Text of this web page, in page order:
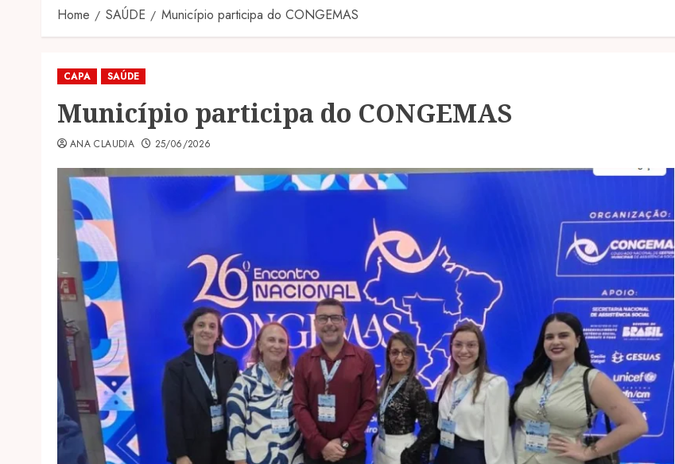
Home SAÚDE Município participa do CONGEMAS
CAPA SAÚDE
Município participa do CONGEMAS
ANA CLAUDIA 25/06/2026